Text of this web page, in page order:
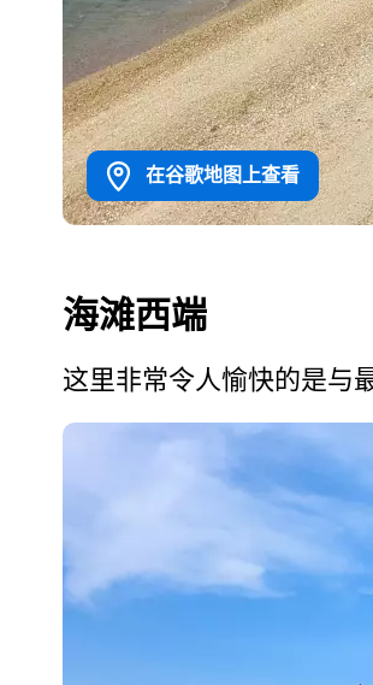
在谷歌地图上查看
海滩西端
这里非常令人愉快的是与